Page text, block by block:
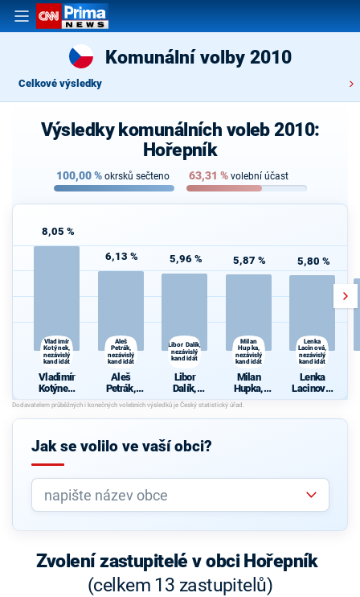
Komunální volby 2010
Celkové výsledky
Výsledky komunálních voleb 2010:
Hořepník
100,00% okrsků sečteno 63,31 % volební účast
8,05 %
Vladimír
Kotýnek,
nezávislý
kandidát
Vladimír
Kotýnek,
nezávislý
kandidát
6,13 %
Aleš
Petrák,
nezávislý
kandidát
Aleš
Petrák,
nezávislý
kandidát
5,96 %
Libor Dalík,
nezávislý
kandidát
Libor
Dalík,
nezávislý
kandidát
5,87 %
Milan
Hupka,
nezávislý
kandidát
Milan
Hupka,
nezávislý
kandidát
5,80 %
Lenka
Lacinová,
nezávislý
kandidát
Lenka
Lacinová,
nezávislý
Jak se volilo ve vaší obci?
Zvolení zastupitelé v obci Hořepník
(celkem 13 zastupitelů)